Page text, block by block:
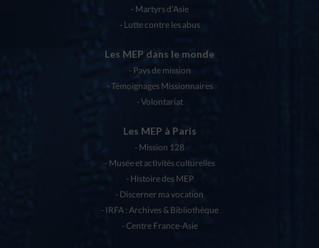
Martyrs d’Asie
Lutte contre les abus
Les MEP dans le monde
Pays de mission
Témoignages Missionnaires
Volontariat
Les MEP à Paris
Mission 128
Musée et activités culturelles
Histoire des MEP
Discerner ma vocation
IRFA : Archives & Bibliothèque
Centre France-Asie